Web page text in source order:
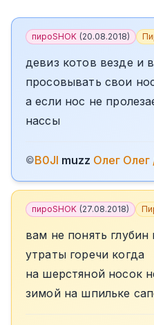
пироSHOK (20.08.2018)
девиз котов везде и
просовывать свои
а если нос не
нассы
©B0JI muzz Олег Олег
пироSHOK (27.08.2018)
вам не понять глубин
утраты горечи когда
на шерстяной носок
зимой на шпильке